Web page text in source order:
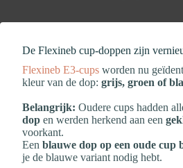
De Flexineb cup‑doppen zijn
Flexineb E3‑cups worden nu
kleur van de dop: grijs, groen of
Belangrijk: Oudere cups hadden
dop en werden herkend aan een
voorkant.
Een blauwe dop op een oude cup
je de blauwe variant nodig hebt.
Bijkomende